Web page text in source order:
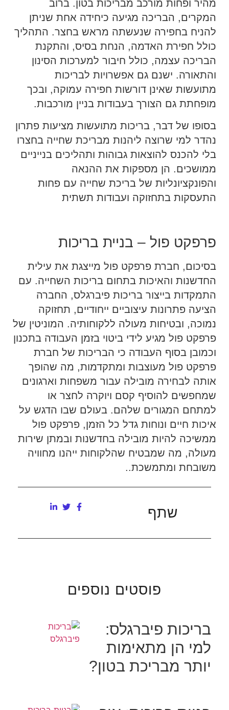
מהיר ופחות מורכב מבריכות בטון. ברוב
המקרים, הבריכה מגיעה כיחידה אחת שניתן
להניח בחפירה שנעשתה מראש בחצר. התהליך
כולל חפירת האדמה, הנחת בסיס, והתקנת
הבריכה עצמה, כולל חיבור למערכות הסינון
והתאורה. ישנם גם אפשרויות לבריכות
מתועשות שאינן דורשות חפירה עמוקה, ובכך
מופחתת גם הצורך בעבודות בניין מורכבות.
בסופו של דבר, בריכות מתועשות מציעות פתרון
נהדר למי שרוצה ליהנות מבריכת שחייה בחצרו
בלי להכנס להוצאות גבוהות ותהליכים בנייניים
ממושכים. הן מספקות את ההנאה
והפונקציונליות של בריכת שחייה עם פחות
התעסקות בתחזוקה ועבודות תשתית
פרפקט פול – בניית בריכות
בסיכום, חברת פרפקט פול מייצגת את עילית
החדשנות והאיכות בתחום בריכות השחייה. עם
התמקדות בייצור בריכות פיברגלס, החברה
הציעה פתרונות עיצוביים ייחודיים, תחזוקה
נמוכה, ובטיחות מעולה ללקוחותיה. המוניטין של
פרפקט פול מגיע לידי ביטוי בזמן העבודה בתכנון
וכמובן בסוף העבודה כי הבריכות של חברת
פרפקט פול מעוצבות ומתקדמות, מה שהופך
אותה לבחירה מובילה עבור משפחות וארגונים
שמחפשים להוסיף קסם ויוקרה לחצר או
למתחם המגורים שלהם. בעולם שבו הדגש על
איכות חיים ונוחות גדל כל הזמן, פרפקט פול
ממשיכה להיות מובילה בחדשנות ובמתן שירות
מעולה, מה שמבטיח שהלקוחות ייהנו מחוויה
משובחת ומתמשכת..
שתף
פוסטים נוספים
בריכות פיברגלס:
למי הן מתאימות
יותר מבריכת בטון?